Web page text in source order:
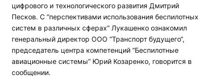
цифрового и технологического развития Дмитрий
Песков. С “перспективами использования беспилотных
систем в различных сферах“ Лукашенко ознакомил
генеральный директор ООО “Транспорт будущего“,
председатель центра компетенций “Беспилотные
авиационные системы“ Юрий Козаренко, говорится в
сообщении.